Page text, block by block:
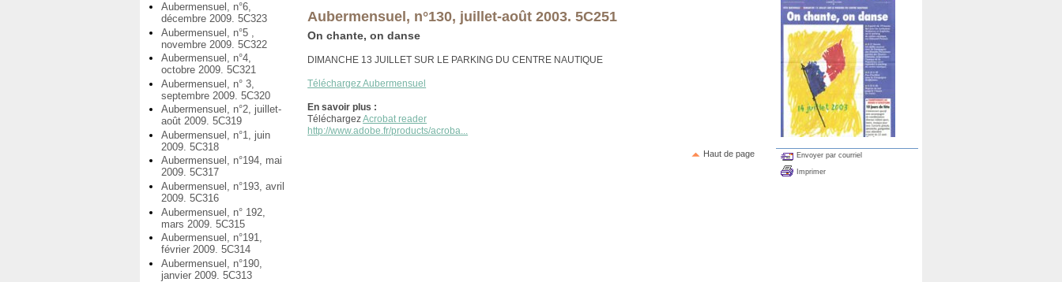
Aubermensuel, n°6,
décembre 2009. 5C323
Aubermensuel, n°5 ,
novembre 2009. 5C322
Aubermensuel, n°4,
octobre 2009. 5C321
Aubermensuel, n° 3,
septembre 2009. 5C320
Aubermensuel, n°2, juillet-
août 2009. 5C319
Aubermensuel, n°1, juin
2009. 5C318
Aubermensuel, n°194, mai
2009. 5C317
Aubermensuel, n°193, avril
2009. 5C316
Aubermensuel, n° 192,
mars 2009. 5C315
Aubermensuel, n°191,
février 2009. 5C314
Aubermensuel, n°190,
janvier 2009. 5C313
Aubermensuel, n°130, juillet-août 2003. 5C251
On chante, on danse
DIMANCHE 13 JUILLET SUR LE PARKING DU CENTRE NAUTIQUE
Téléchargez Aubermensuel
En savoir plus :
TéléchargezAcrobat reader
http://www.adobe.fr/products/acroba...
Haut de page Envoyer par courriel
Imprimer